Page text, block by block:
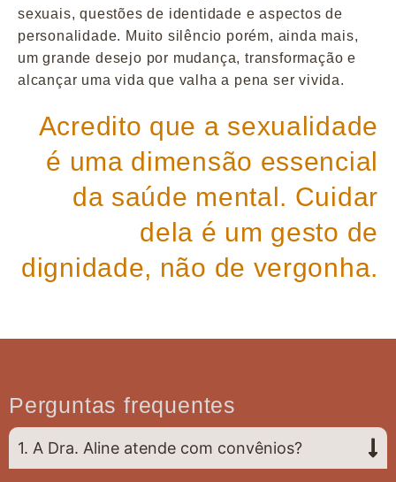
sexuais, questões de identidade e aspectos de
personalidade. Muito silêncio porém, ainda mais,
um grande desejo por mudança, transformação e
alcançar uma vida que valha a pena ser vivida.
Acredito que a sexualidade
é uma dimensão essencial
da saúde mental. Cuidar
dela é um gesto de
dignidade, não de vergonha.
Perguntas frequentes
1. A Dra. Aline atende com convênios?